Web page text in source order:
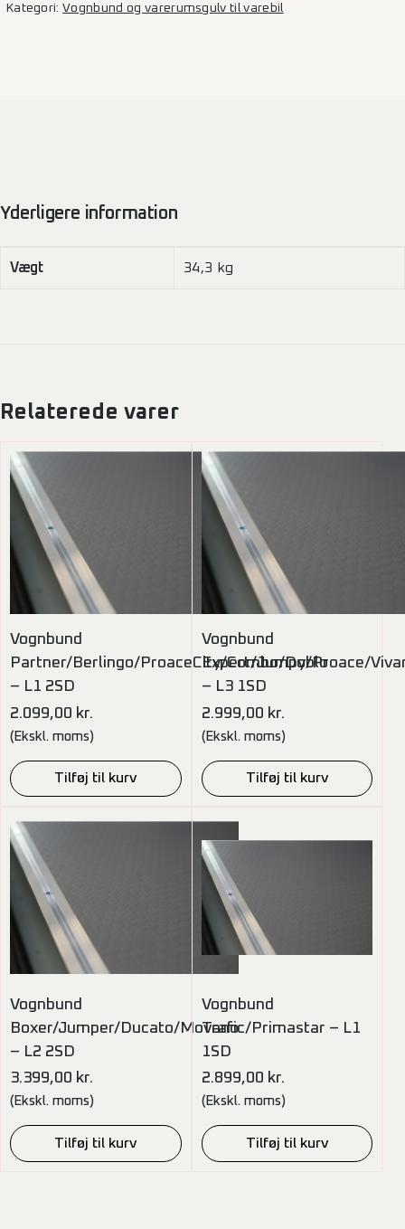
Kategori:Vognbund og varerumsgulv til varebil
Yderligere information
Vægt 34,3 kg
Relaterede varer
Vognbund
Partner/Berlingo/ProaceCity/Combo/Doblo
– L1 2SD
2.099,00 kr.
(Ekskl. moms)
Tilføj til kurv
Vognbund
Expert/Jumpy/Proace/
– L3 1SD
2.999,00 kr.
(Ekskl. moms)
Tilføj til kurv
Vognbund
Boxer/Jumper/Ducato/Movano
– L2 2SD
3.399,00 kr.
(Ekskl. moms)
Tilføj til kurv
Vognbund
Trafic/Primastar – L1
1SD
2.899,00 kr.
(Ekskl. moms)
Tilføj til kurv